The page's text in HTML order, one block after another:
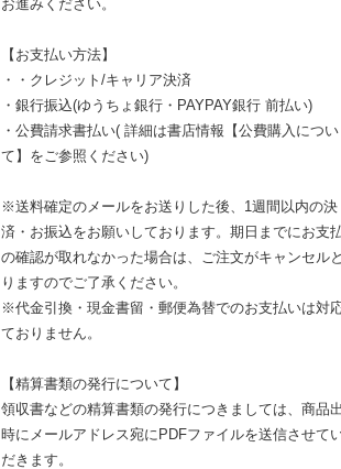
お進みください。
【お支払い方法】
・・クレジット/キャリア決済
・銀行振込(ゆうちょ銀行・PAYPAY銀行 前払い)
・公費請求書払い( 詳細は書店情報【公費購入につい
て】をご参照ください)
※送料確定のメールをお送りした後、1週間以内の決
済・お振込をお願いしております。期日までにお支
の確認が取れなかった場合は、ご注文がキャンセル
りますのでご了承ください。
※代金引換・現金書留・郵便為替でのお支払いは対
ておりません。
【精算書類の発行について】
領収書などの精算書類の発行につきましては、商品
時にメールアドレス宛にPDFファイルを送信させて
だきます。